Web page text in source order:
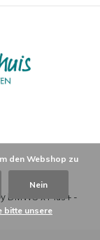
DMWSxPlus+ -
den Webshop zu
Nein
bitte unsere